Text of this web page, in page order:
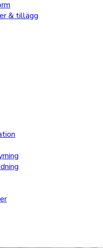
& tillägg